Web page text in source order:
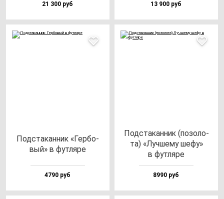
21 300 руб 13 900 руб
Под­ста­кан­ник «Гер­бо­
вый» в фут­ля­ре
4790 руб
Под­ста­кан­ник (по­зо­ло­
та) «Луч­ше­му ше­фу»
в фут­ля­ре
8990 руб